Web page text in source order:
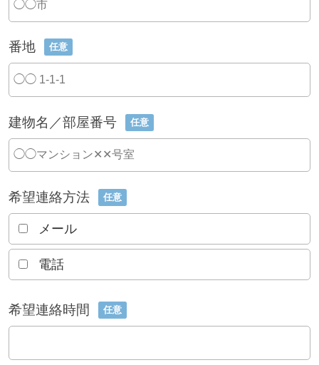
番地 任意
建物名／部屋番号 任意
希望連絡方法 任意
メール
電話
希望連絡時間 任意